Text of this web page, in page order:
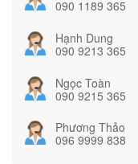
090 1189 365
Hạnh Dung
090 9213 365
Ngọc Toàn
090 9215 365
Phương Thảo
096 9999 838